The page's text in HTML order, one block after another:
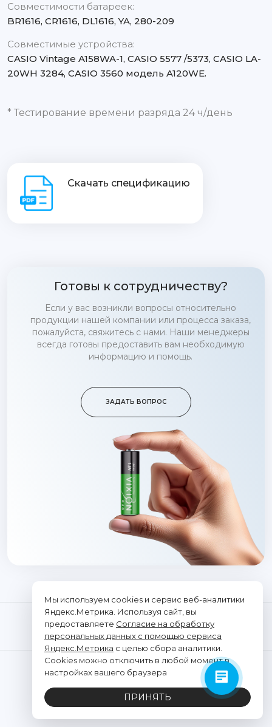
Совместимости батареек:
BR1616, CR1616, DL1616, YA, 280-209
Совместимые устройства:
CASIO Vintage A158WA-1, CASIO 5577 /5373, CASIO LA-
20WH 3284, CASIO 3560 модель A120WE.
* Тестирование времени разряда 24 ч/день
Скачать спецификацию
Готовы к сотрудничеству?
Если у вас возникли вопросы относительно
продукции нашей компании или процесса заказа,
пожалуйста, свяжитесь с нами. Наши менеджеры
всегда готовы предоставить вам необходимую
информацию и помощь.
ЗАДАТЬ ВОПРОС
© "Vixion", 2026. Все права защищены
ООО «ТРАНСЭЛЕКТРОНИКС»
ИНН: 2312291662, ОГРН: 1202300021428
Политика обработки персональных данных
Мы используем cookies и сервис веб-аналитики
Яндекс.Метрика. Используя сайт, вы
предоставляете Согласие на обработку
персональных данных с помощью сервиса
Яндекс.Метрика с целью сбора аналитики.
Cookies можно отключить в любой момент в
настройках вашего браузера
ПРИНЯТЬ